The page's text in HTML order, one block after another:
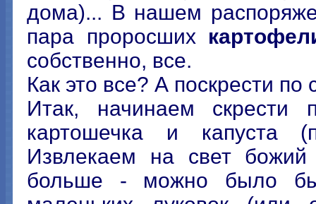
дома)... В нашем
пара проросших
собственно, все.
Как это все? А поскрести по
Итак, начинаем скрести
картошечка и капуста
Извлекаем на свет
больше - можно было